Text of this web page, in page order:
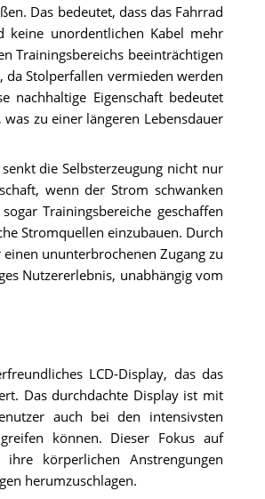
Das bedeutet, dass das Fahrrad
keine unordentlichen Kabel mehr
Trainingsbereichs beeinträchtigen
Stolperfallen vermieden werden
nachhaltige Eigenschaft bedeutet
zu einer längeren Lebensdauer
die Selbsterzeugung nicht nur
wenn der Strom schwanken
Trainingsbereiche geschaffen
Stromquellen einzubauen. Durch
ununterbrochenen Zugang zu
Nutzererlebnis, unabhängig vom
LCD-Display, das das
Das durchdachte Display ist mit
auch bei den intensivsten
können. Dieser Fokus auf
körperlichen Anstrengungen
herumzuschlagen.